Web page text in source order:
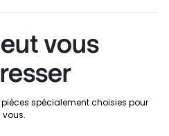
vous
spécialement choisies pour
vous.